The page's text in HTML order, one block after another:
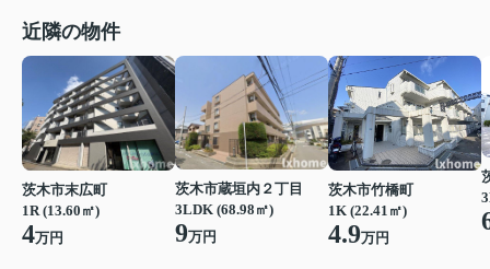
近隣の物件
茨木市末広町
1R (13.60㎡)
4万円
茨木市蔵垣内２丁目
3LDK (68.98㎡)
9万円
茨木市竹橋町
1K (22.41㎡)
4.9万円